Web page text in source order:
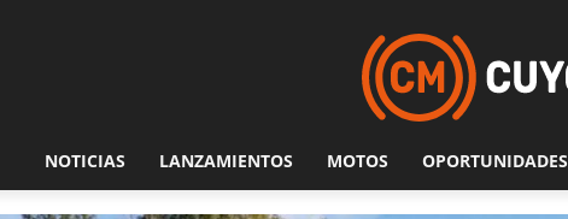
NOTICIAS LANZAMIENTOS MOTOS OPORTUNIDADES